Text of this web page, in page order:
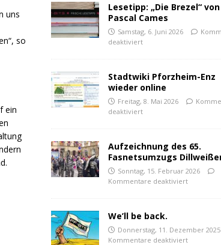
uns
so
ein
Lesetipp: „Die Brezel“ von
Pascal Cames
Samstag, 6. Juni 2026
deaktiviert
Stadtwiki Pforzheim-Enz
wieder online
Freitag, 8. Mai 2026
deaktiviert
Aufzeichnung des 65.
Fasnetsumzugs
Sonntag, 15. Februar 2026
Kommentare deaktiviert
We’ll be back.
Donnerstag, 11. Dezember 2025
Kommentare deaktiviert